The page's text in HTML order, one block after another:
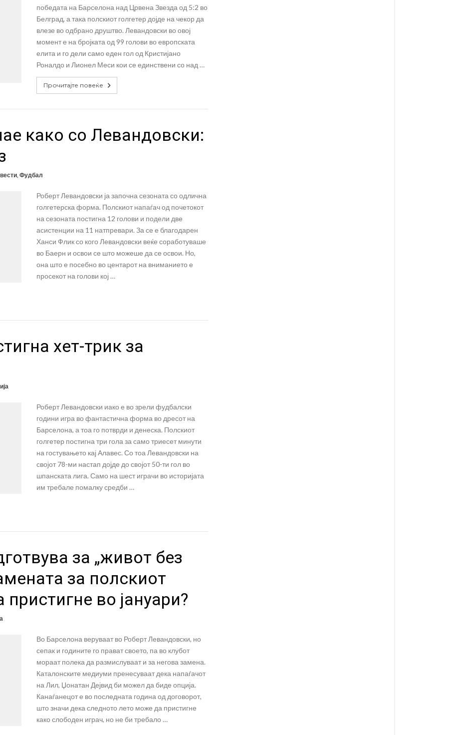
победата на Барселона над Црвена Звезда од 5:2 во
Белград, а така полскиот голгетер дојде на чекор да
влезе во одбрано друштво. Левандовски во овој
момент е на бројката од 99 голови во европската
елита и го дели само еден гол од Кристијано
Роналдо и Лионел Меси кои се единствени со над …
Прочитајте повеќе
како со Левандовски:
, Фудбал
Роберт Левандовски ја започна сезоната со одлична
голгетерска форма. Полскиот напаѓач од почетокот
на сезоната постигна 12 голови и подели две
асистенции на 11 натпревари. За се е благодарен
Ханси Флик со кого Левандовски веќе соработуваше
во Баерн и освои се што можеше да се освои. Но,
она што е посебно во центарот на вниманието е
просекот на голови кој …
хет-трик за
Роберт Левандовски иако е во зрели фудбалски
години игра во фантастична форма во дресот на
Барселона, а тоа го потврди и денеска. Полскиот
голгетер постигна три гола за само триесет минути
на гостувањето кај Алавес. Со тоа Левандовски на
својот 78-ми настап дојде до својот 50-ти гол во
шпанската лига. Само на шест играчи во историјата
им требале помалку средби …
за „живот без
за полскиот
во јануари?
Во Барселона веруваат во Роберт Левандовски, но
сепак и годините го прават своето, па во клубот
мораат полека да размислуваат и за негова замена.
Каталонските медиуми пренесуваат дека напаѓачот
на Лил, Џонатан Дејвид би можел да биде опција.
Канаѓанецот е во последната година од договорот,
што значи дека следното лето може да пристигне
како слободен играч, но не би требало …